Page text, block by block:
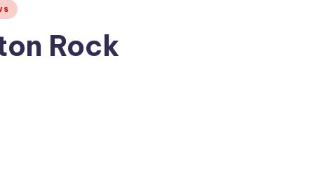
Rock